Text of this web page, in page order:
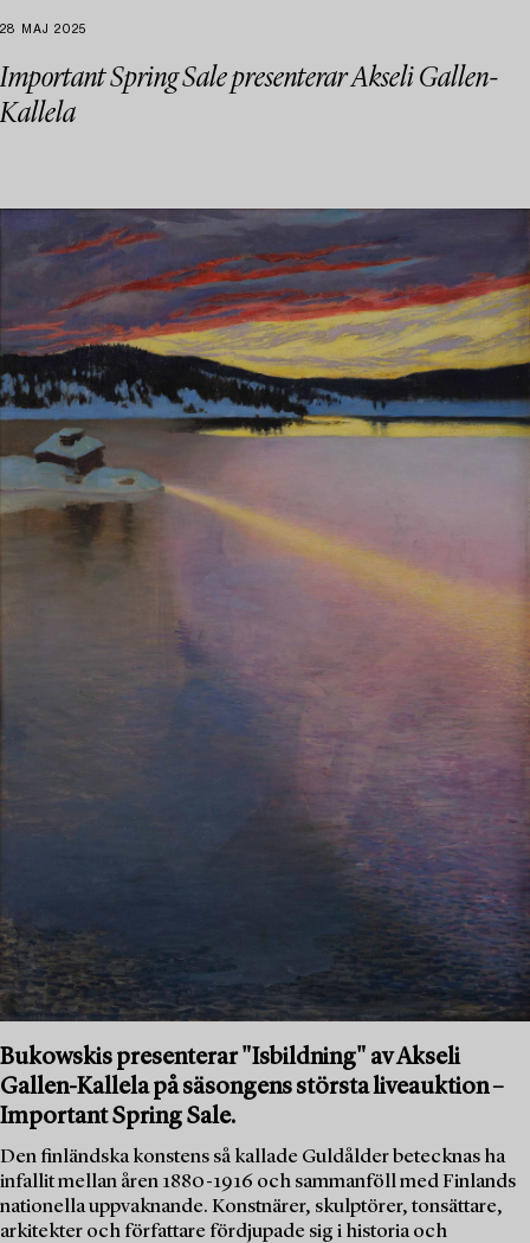
28 MAJ 2025
Important Spring Sale presenterar Akseli Gallen-
Kallela
Bukowskis presenterar "Isbildning" av Akseli
Gallen-Kallela på säsongens största liveauktion –
Important Spring Sale.
Den finländska konstens så kallade Guldålder betecknas ha
infallit mellan åren 1880-1916 och sammanföll med Finlands
nationella uppvaknande. Konstnärer, skulptörer, tonsättare,
arkitekter och författare fördjupade sig i historia och